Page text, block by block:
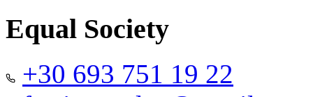
Equal Society
+30 693 751 19 22